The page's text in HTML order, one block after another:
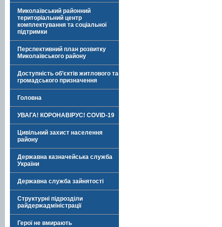
Миколаївський районний
територіальний центр
комплектування та соціальної
підтримки
Перспективний план розвитку
Миколаївського району
Доступність об’єктів житлового та
громадського призначення
Головна
УВАГА! КОРОНАВІРУС! COVID-19
Цивільний захист населення
району
Державна казначейська служба
України
Державна служба зайнятості
Структурні підрозділи
райдержадміністрації
Герої не вмирають